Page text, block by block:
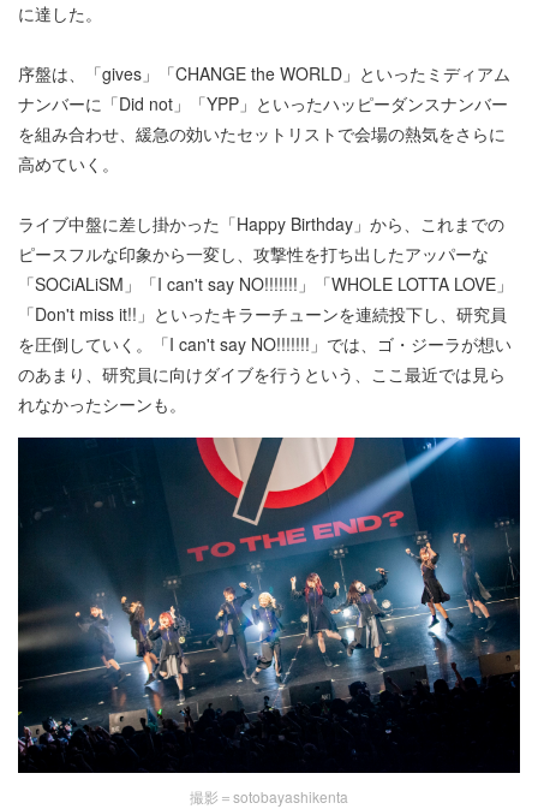
に達した。
序盤は、「gives」「CHANGE the WORLD」といったミディアム
ナンバーに「Did not」「YPP」といったハッピーダンスナンバー
を組み合わせ、緩急の効いたセットリストで会場の熱気をさらに
高めていく。
ライブ中盤に差し掛かった「Happy Birthday」から、これまでの
ピースフルな印象から一変し、攻撃性を打ち出したアッパーな
「SOCiALiSM」「I can't say NO!!!!!!!」「WHOLE LOTTA LOVE」
「Don't miss it!!」といったキラーチューンを連続投下し、研究員
を圧倒していく。「I can't say NO!!!!!!!」では、ゴ・ジーラが想い
のあまり、研究員に向けダイブを行うという、ここ最近では見ら
れなかったシーンも。
撮影＝sotobayashikenta